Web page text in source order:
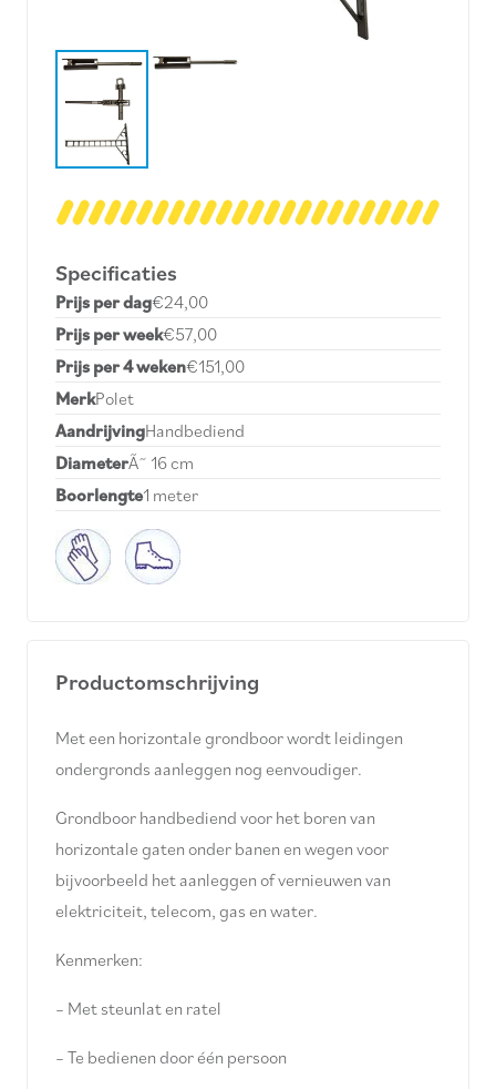
Specificaties
Prijs per dag€24,00
Prijs per week€57,00
Prijs per 4 weken€151,00
MerkPolet
AandrijvingHandbediend
DiameterÃ˜ 16 cm
Boorlengte1 meter
Productomschrijving
Met een horizontale grondboor wordt leidingen
ondergronds aanleggen nog eenvoudiger.
Grondboor handbediend voor het boren van
horizontale gaten onder banen en wegen voor
bijvoorbeeld het aanleggen of vernieuwen van
elektriciteit, telecom, gas en water.
Kenmerken:
– Met steunlat en ratel
– Te bedienen door één persoon